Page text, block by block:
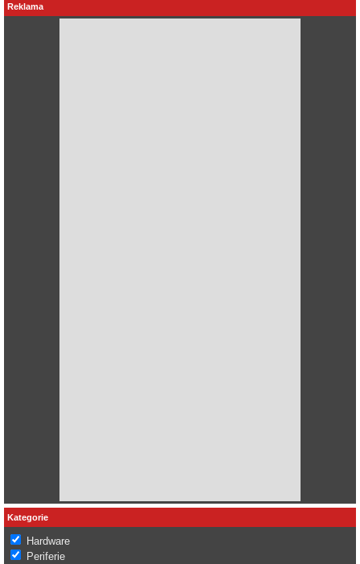
Reklama
Kategorie
Hardware
Periferie